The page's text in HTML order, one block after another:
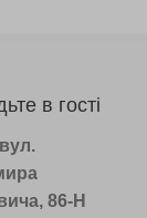
в гості
86-Н